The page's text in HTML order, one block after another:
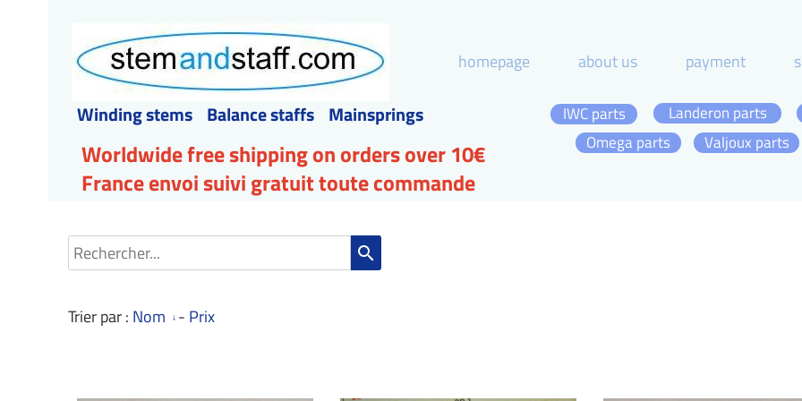
homepage about us payment
Winding stems Balance staffs Mainsprings
Omega parts
IWC parts
Landeron parts
Valjoux parts
Worldwide free shipping on orders over 10€
France envoi suivi gratuit toute commande
search
Trier par : Nom - Prix